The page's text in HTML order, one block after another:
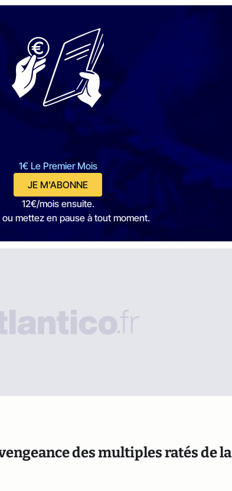
1€ Le Premier Mois
JE M'ABONNE
12€/mois ensuite.
mettez en pause à tout moment.
des multiples ratés de la